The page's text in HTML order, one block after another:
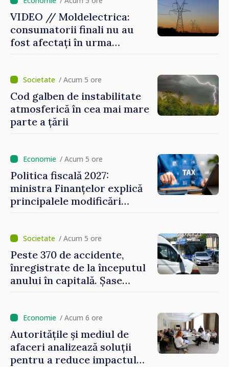
VIDEO // Moldelectrica:
consumatorii finali nu au
fost afectați în urma
reparație vor fi efectuate în
regim prioritar
/ Acum 5 ore
Cod galben de instabilitate
atmosferică în cea mai mare
parte a țării
/ Acum 5 ore
Politica fiscală 2027:
ministra Finanțelor explică
principalele modificări
locale și rutiere
/ Acum 5 ore
Peste 370 de accidente,
înregistrate de la începutul
anului în capitală. Șase
/ Acum 6 ore
Autoritățile și mediul de
afaceri analizează soluții
pentru a reduce impactul